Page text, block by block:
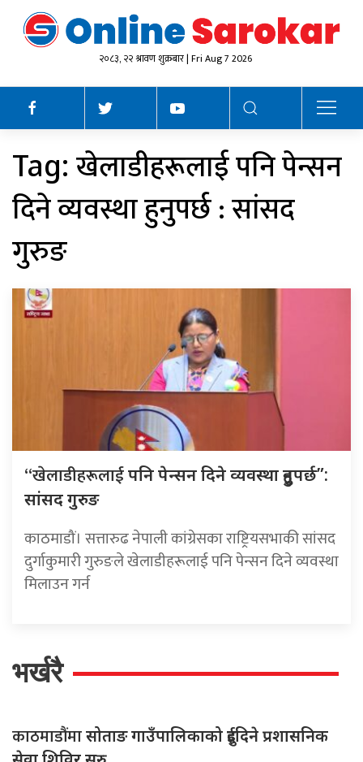
२०८३, २२ श्रावण शुक्रबार | Fri Aug 7 2026
Tag: खेलाडीहरूलाई पनि पेन्सन
दिने व्यवस्था हुनुपर्छ : सांसद
गुरुङ
“खेलाडीहरूलाईपनि पेन्सन दिने व्यवस्था हुनुपर्छ”:
सांसद गुरुङ
काठमाडौं। सत्तारुढ नेपाली कांग्रेसका राष्ट्रियसभाकी सांसद
दुर्गाकुमारी गुरुङले खेलाडीहरूलाई पनि पेन्सन दिने व्यवस्था
मिलाउन गर्न
भर्खरै
काठमाडौंमासोताङ गाउँपालिकाको दुईदिने प्रशासनिक